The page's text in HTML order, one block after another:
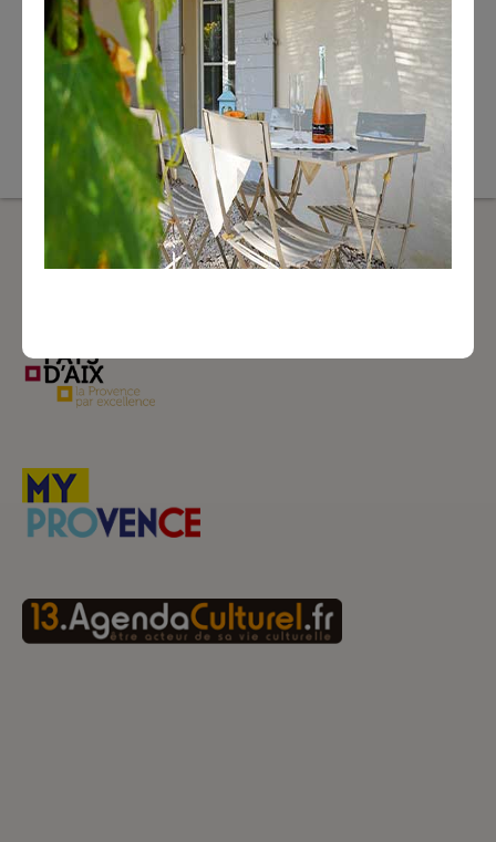
Musées
Hôtel de Caumont
www.caumont-centredart.com
Agenda Culturel
Nous contacter :